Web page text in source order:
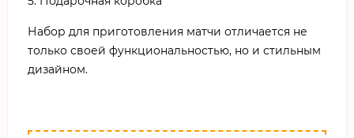
Набор для приготовления матчи отличается не
только своей функциональностью, но и стильным
дизайном.